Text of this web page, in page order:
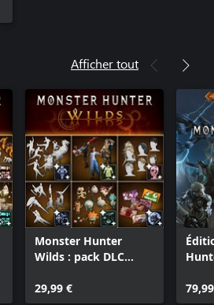
Afficher tout
Monster Hunter
Wilds : pack DLC
additionnel
29,99 €